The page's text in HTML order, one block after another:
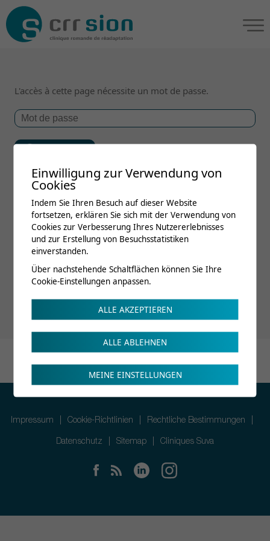
L'accès à cette page nécessite un mot de passe.
Einwilligung zur Verwendung von
Cookies
Indem Sie Ihren Besuch auf dieser Website
fortsetzen, erklären Sie sich mit der Verwendung von
Cookies zur Verbesserung Ihres Nutzererlebnisses
und zur Erstellung von Besuchsstatistiken
einverstanden.
Über nachstehende Schaltflächen können Sie Ihre
Cookie-Einstellungen anpassen.
ALLE AKZEPTIEREN
ALLE ABLEHNEN
MEINE EINSTELLUNGEN
Impressum Cookie-Richtlinien Rechtliche Bestimmungen
Datenschutz Sitemap Cliniques Suva